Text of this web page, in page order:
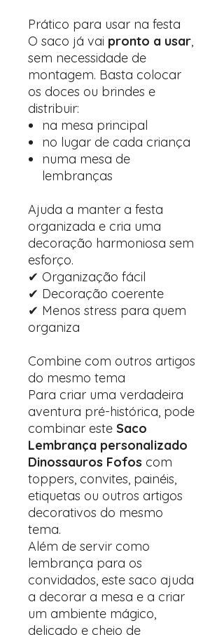
Prático para usar na festa
O saco já vai pronto a usar,
sem necessidade de
montagem. Basta colocar
os doces ou brindes e
distribuir:
na mesa principal
no lugar de cada criança
numa mesa de
lembranças
Ajuda a manter a festa
organizada e cria uma
decoração harmoniosa sem
esforço.
✔ Organização fácil
✔ Decoração coerente
✔ Menos stress para quem
organiza
Combine com outros artigos
do mesmo tema
Para criar uma verdadeira
aventura pré-histórica, pode
combinar este Saco
Lembrança personalizado
Dinossauros Fofos com
toppers, convites, painéis,
etiquetas ou outros artigos
decorativos do mesmo
tema.
Além de servir como
lembrança para os
convidados, este saco ajuda
a decorar a mesa e a criar
um ambiente mágico,
delicado e cheio de